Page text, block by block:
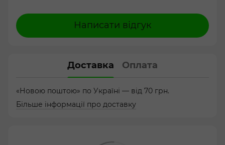
Написати відгук
Доставка Оплата
«Новою поштою» по Україні — від 70 грн.
Більше інформації про доставку